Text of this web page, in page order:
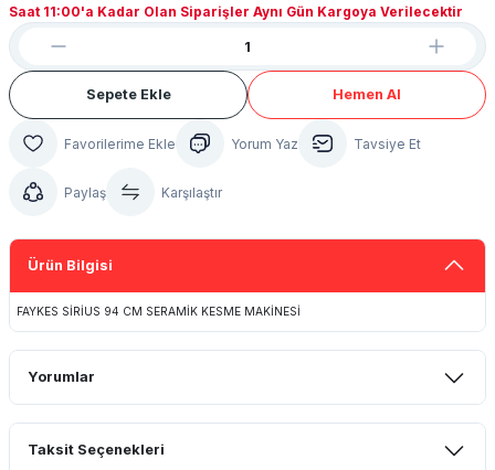
Saat 11:00'a Kadar Olan Siparişler Aynı Gün Kargoya Verilecektir
Sepete Ekle Hemen Al
Yorum Yaz Tavsiye Et
Paylaş Karşılaştır
Ürün Bilgisi
FAYKES SİRİUS 94 CM SERAMİK KESME MAKİNESİ
Yorumlar
Bu ürüne ilk yorumu siz yapın!
Taksit Seçenekleri